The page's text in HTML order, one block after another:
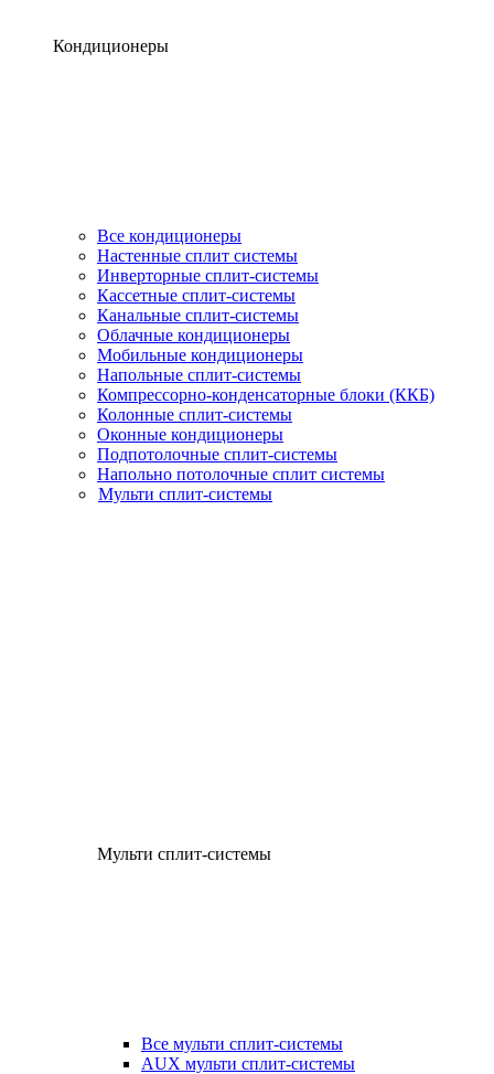
Кондиционеры
Все кондиционеры
Настенные сплит системы
Инверторные сплит-системы
Кассетные сплит-системы
Канальные сплит-системы
Облачные кондиционеры
Мобильные кондиционеры
Напольные сплит-системы
Компрессорно-конденсаторные блоки (ККБ)
Колонные сплит-системы
Оконные кондиционеры
Подпотолочные сплит-системы
Напольно потолочные сплит системы
Мульти сплит-системы
Мульти сплит-системы
Все мульти сплит-системы
AUX мульти сплит-системы